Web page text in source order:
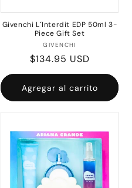
Givenchi L´Interdit EDP 50ml 3-
Piece Gift Set
Proveedor:
GIVENCHI
Precio
habitual
$134.95 USD
Agregar al carrito